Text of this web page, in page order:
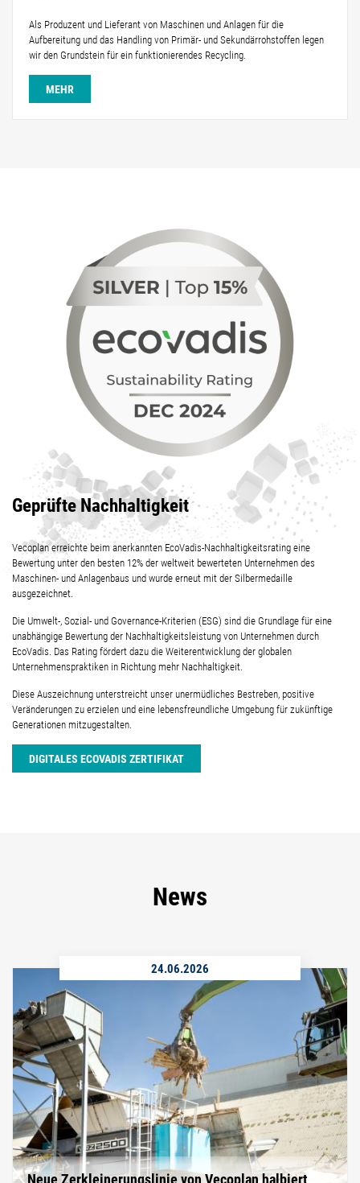
Als Produzent und Lieferant von Maschinen und Anlagen für die
Aufbereitung und das Handling von Primär- und Sekundärrohstoffen legen
wir den Grundstein für ein funktionierendes Recycling.
MEHR
Geprüfte Nachhaltigkeit
Vecoplan erreichte beim anerkannten EcoVadis-Nachhaltigkeitsrating eine
Bewertung unter den besten 12% der weltweit bewerteten Unternehmen des
Maschinen- und Anlagenbaus und wurde erneut mit der Silbermedaille
ausgezeichnet.
Die Umwelt-, Sozial- und Governance-Kriterien (ESG) sind die Grundlage für eine
unabhängige Bewertung der Nachhaltigkeitsleistung von Unternehmen durch
EcoVadis. Das Rating fördert dazu die Weiterentwicklung der globalen
Unternehmenspraktiken in Richtung mehr Nachhaltigkeit.
Diese Auszeichnung unterstreicht unser unermüdliches Bestreben, positive
Veränderungen zu erzielen und eine lebensfreundliche Umgebung für zukünftige
Generationen mitzugestalten.
DIGITALES ECOVADIS ZERTIFIKAT
News
24.06.2026
Neue Zerkleinerungslinie von Vecoplan halbiert